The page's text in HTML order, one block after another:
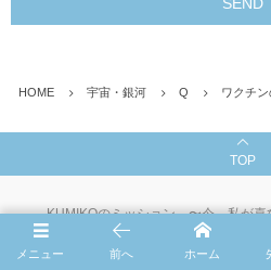
HOME 宇宙・銀河 Q ワクチ
TOP
KUMIKOのミッション 〜今、私が喜
プロフィール ☆プライバシー
メニュー 前へ ホーム